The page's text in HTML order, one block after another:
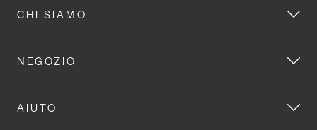
CHI SIAMO
NEGOZIO
AIUTO